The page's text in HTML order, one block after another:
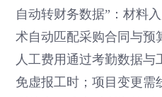
自动转财务数据”：材料
术自动匹配采购合同与预
人工费用通过考勤数据与
免虚报工时；项目变更需